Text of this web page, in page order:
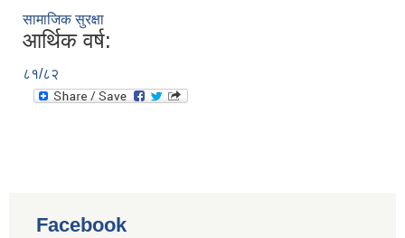
सामाजिक सुरक्षा
आर्थिक वर्ष:
८१/८२
Facebook